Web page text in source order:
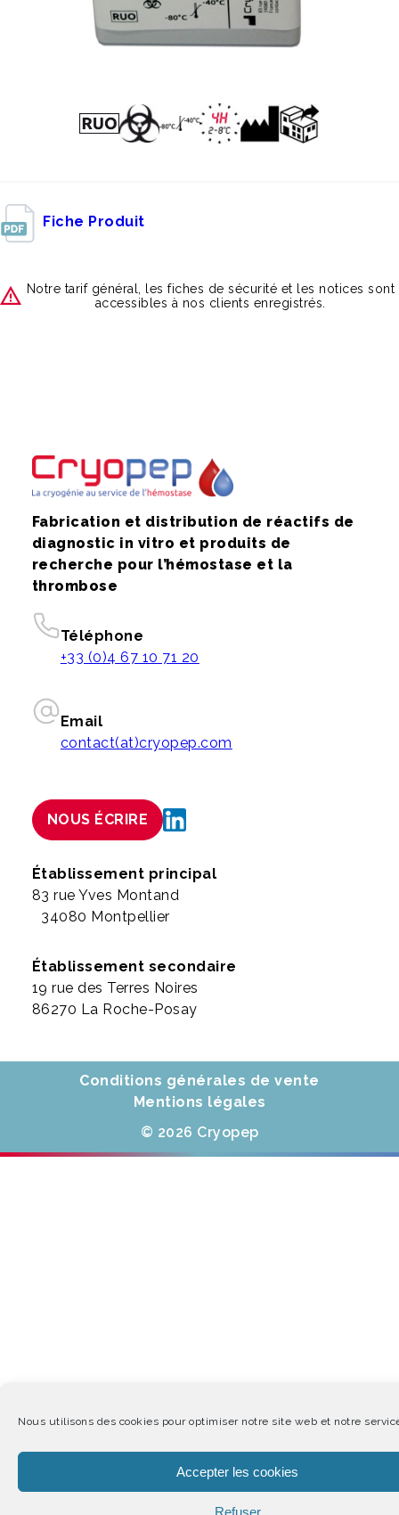
Nous utilisons des cookies pour optimiser notre site web et notre
Accepter les cookies
Refuser
Fiche Produit
Notre tarif général, les fiches de sécurité et les notices sont
accessibles à nos clients enregistrés.
Fabrication et distribution de réactifs de
diagnostic in vitro et produits de
recherche pour l’hémostase et la
thrombose
Téléphone
+33 (0)4 67 10 71 20
Email
contact(at)cryopep.com
NOUS ÉCRIRE
Établissement principal
83 rue Yves Montand
34080 Montpellier
Établissement secondaire
19 rue des Terres Noires
86270 La Roche-Posay
Conditions générales de vente
Mentions légales
© 2026 Cryopep